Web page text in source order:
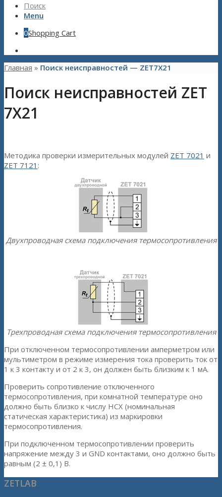
Поиск
Menu
0Shopping Cart
Главная » Поиск неисправностей — ZET7X21
Поиск неисправностей ZET
7X21
Методика проверки измерительных модулей ZET 7021 и
ZET 7121 :
Двухпроводная схема подключения термосопротивления
Трехпроводная схема подключения термосопротивления
При отключенном термосопротивлении амперметром или
мультиметром в режиме измерения тока проверить ток от
1 к 3 контакту и от 2 к 3, он должен быть близким к 1 мА.
Проверить сопротивление отключенного
термосопротивления, при комнатной температуре оно
должно быть близко к числу НСХ (номинальная
статическая характеристика) из маркировки
термосопротивления.
При подключенном термосопротивлении проверить
напряжение между 3 и GND контактами, оно должно быть
равным (2 ± 0,1) В.
ZETLAB